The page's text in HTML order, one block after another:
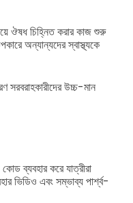
ঔষধ চিহ্নিত করার কাজ শুরু
অন্যান্যদের স্বাস্থ্যকে
উচ্চ-মান
ব্যবহার করে যাত্রীরা
ভিডিও এবং সম্ভাব্য পার্শ্ব-